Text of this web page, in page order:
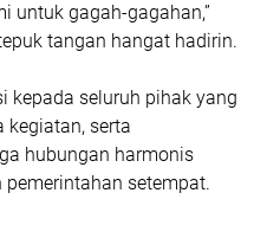
untuk gagah-gagahan,”
tangan hangat hadirin.
kepada seluruh pihak yang
kegiatan, serta
hubungan harmonis
setempat.